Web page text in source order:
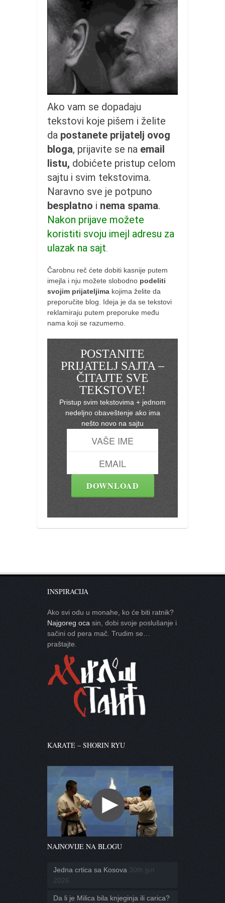
članarina
kontakt
besplatna e-knjiga
termini treninga
kontakt
Ako vam se dopadaju
tekstovi koje pišem i želite
da postanete prijatelj ovog
bloga, prijavite se na email
listu, dobićete pristup celom
sajtu i svim tekstovima.
Naravno sve je potpuno
besplatno i nema spama.
Nakon prijave možete
koristiti svoju imejl adresu za
ulazak na sajt
Čarobnu reč ćete dobiti kasnije putem
imejla i nju možete slobodno podeliti
svojim prijateljima kojima želite da
preporučite blog. Ideja je da se tekstovi
reklamiraju putem preporuke među
nama koji se razumemo.
POSTANITE
PRIJATELJ SAJTA –
ČITAJTE SVE
TEKSTOVE!
Pristup svim tekstovima + jednom
nedeljno obaveštenje ako ima
nešto novo na sajtu
INSPIRACIJA
Ako svi odu u monahe, ko će biti ratnik?
Najgoreg oca sin, dobi svoje poslušanje i
sačini od pera mač. Trudim se…
praštajte.
KARATE – SHORIN RYU
NAJNOVIJE NA BLOGU
Jedna crtica sa Kosova 30th јул
2026
Da li je Milica bila knjeginja ili carica?